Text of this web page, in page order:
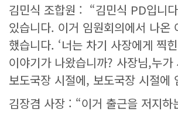
김민식 조합원 : “김민식 PD입니
있습니다. 이거 임원회의에서 나온
했습니다. ‘너는 차기 사장에게 찍
이야기가 나왔습니까? 사장님,누
보도국장 시절에, 보도국장 시절에
김장겸 사장 : “이거 출근을 저지하